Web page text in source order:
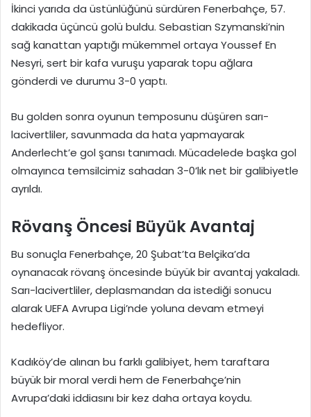
İkinci yarıda da üstünlüğünü sürdüren Fenerbahçe, 57.
dakikada üçüncü golü buldu. Sebastian Szymanski’nin
sağ kanattan yaptığı mükemmel ortaya Youssef En
Nesyri, sert bir kafa vuruşu yaparak topu ağlara
gönderdi ve durumu 3-0 yaptı.
Bu golden sonra oyunun temposunu düşüren sarı-
lacivertliler, savunmada da hata yapmayarak
Anderlecht’e gol şansı tanımadı. Mücadelede başka gol
olmayınca temsilcimiz sahadan 3-0’lık net bir galibiyetle
ayrıldı.
Rövanş Öncesi Büyük Avantaj
Bu sonuçla Fenerbahçe, 20 Şubat’ta Belçika’da
oynanacak rövanş öncesinde büyük bir avantaj yakaladı.
Sarı-lacivertliler, deplasmandan da istediği sonucu
alarak UEFA Avrupa Ligi’nde yoluna devam etmeyi
hedefliyor.
Kadıköy’de alınan bu farklı galibiyet, hem taraftara
büyük bir moral verdi hem de Fenerbahçe’nin
Avrupa’daki iddiasını bir kez daha ortaya koydu.